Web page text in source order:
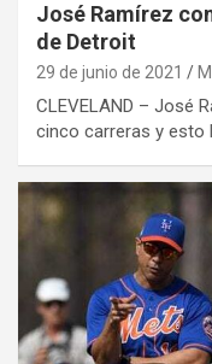
José Ramírez
de Detroit
29 de junio de 2021
CLEVELAND – José
cinco carreras y esto